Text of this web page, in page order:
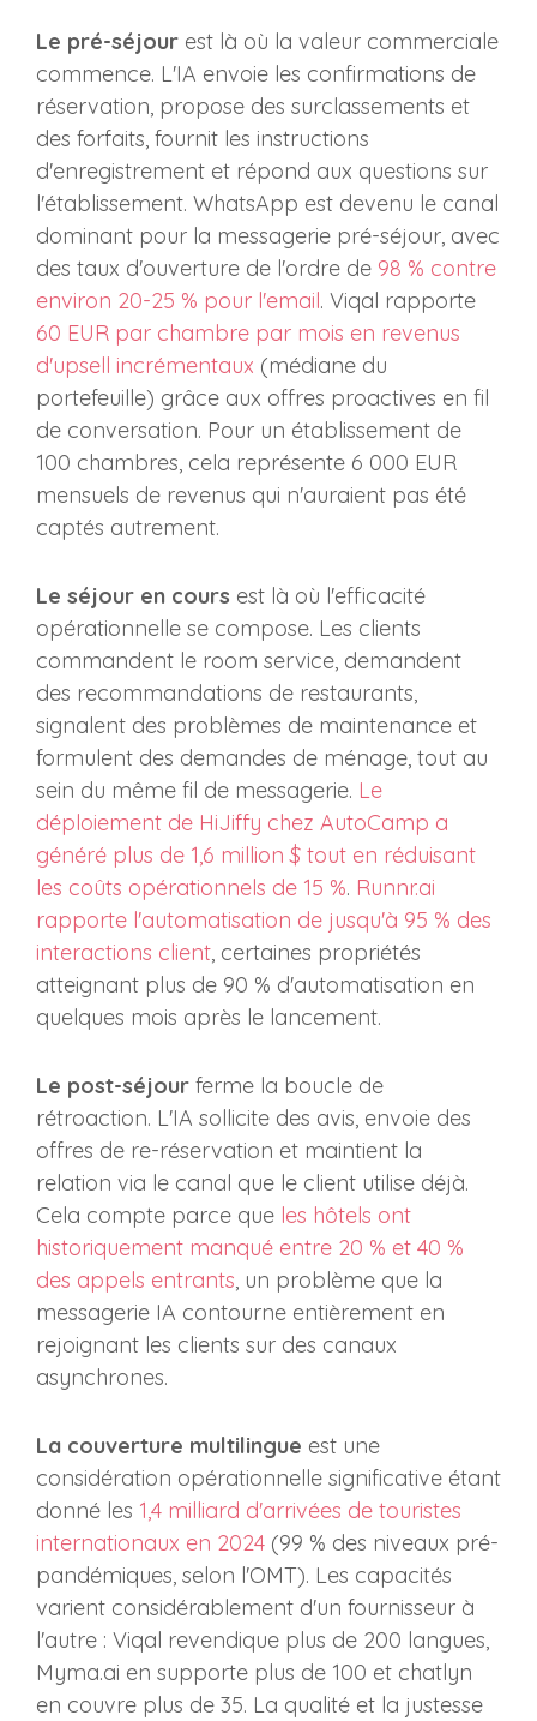
Le pré-séjour est là où la valeur commerciale
commence. L'IA envoie les confirmations de
réservation, propose des surclassements et
des forfaits, fournit les instructions
d'enregistrement et répond aux questions sur
l'établissement. WhatsApp est devenu le canal
dominant pour la messagerie pré-séjour, avec
des taux d'ouverture de l'ordre de 98 % contre
environ 20-25 % pour l'email. Viqal rapporte
60 EUR par chambre par mois en revenus
d'upsell incrémentaux (médiane du
portefeuille) grâce aux offres proactives en fil
de conversation. Pour un établissement de
100 chambres, cela représente 6 000 EUR
mensuels de revenus qui n'auraient pas été
captés autrement.
Le séjour en cours est là où l'efficacité
opérationnelle se compose. Les clients
commandent le room service, demandent
des recommandations de restaurants,
signalent des problèmes de maintenance et
formulent des demandes de ménage, tout au
sein du même fil de messagerie. Le
déploiement de HiJiffy chez AutoCamp a
généré plus de 1,6 million $ tout en réduisant
les coûts opérationnels de 15 %. Runnr.ai
rapporte l'automatisation de jusqu'à 95 % des
interactions client, certaines propriétés
atteignant plus de 90 % d'automatisation en
quelques mois après le lancement.
Le post-séjour ferme la boucle de
rétroaction. L'IA sollicite des avis, envoie des
offres de re-réservation et maintient la
relation via le canal que le client utilise déjà.
Cela compte parce que les hôtels ont
historiquement manqué entre 20 % et 40 %
des appels entrants, un problème que la
messagerie IA contourne entièrement en
rejoignant les clients sur des canaux
asynchrones.
La couverture multilingue est une
considération opérationnelle significative étant
donné les 1,4 milliard d'arrivées de touristes
internationaux en 2024 (99 % des niveaux pré-
pandémiques, selon l'OMT). Les capacités
varient considérablement d'un fournisseur à
l'autre : Viqal revendique plus de 200 langues,
Myma.ai en supporte plus de 100 et chatlyn
en couvre plus de 35. La qualité et la justesse